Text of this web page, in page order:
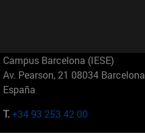
Campus Barcelona (IESE)
Av. Pearson, 21 08034 Barcelona
España
T.+34 93 253 42 00